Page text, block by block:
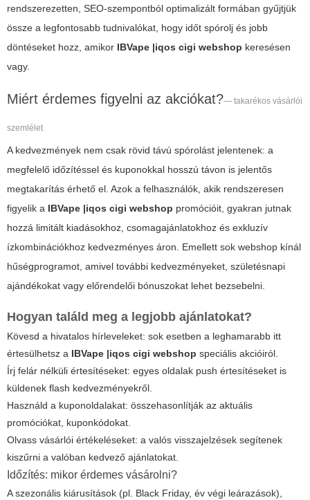
rendszerezetten, SEO-szempontból optimalizált formában gyűjtjük
össze a legfontosabb tudnivalókat, hogy időt spórolj és jobb
döntéseket hozz, amikor IBVape |iqos cigi webshop keresésen
vagy.
Miért érdemes figyelni az akciókat?— takarékos vásárlói
szemlélet
A kedvezmények nem csak rövid távú spórolást jelentenek: a
megfelelő időzítéssel és kuponokkal hosszú távon is jelentős
megtakarítás érhető el. Azok a felhasználók, akik rendszeresen
figyelik a IBVape |iqos cigi webshop promócióit, gyakran jutnak
hozzá limitált kiadásokhoz, csomagajánlatokhoz és exkluzív
ízkombinációkhoz kedvezményes áron. Emellett sok webshop kínál
hűségprogramot, amivel további kedvezményeket, születésnapi
ajándékokat vagy előrendelői bónuszokat lehet bezsebelni.
Hogyan találd meg a legjobb ajánlatokat?
Kövesd a hivatalos hírleveleket: sok esetben a leghamarabb itt
értesülhetsz a IBVape |iqos cigi webshop speciális akcióiról.
Írj felár nélküli értesítéseket: egyes oldalak push értesítéseket is
küldenek flash kedvezményekről.
Használd a kuponoldalakat: összehasonlítják az aktuális
promóciókat, kuponkódokat.
Olvass vásárlói értékeléseket: a valós visszajelzések segítenek
kiszűrni a valóban kedvező ajánlatokat.
Időzítés: mikor érdemes vásárolni?
A szezonális kiárusítások (pl. Black Friday, év végi leárazások),